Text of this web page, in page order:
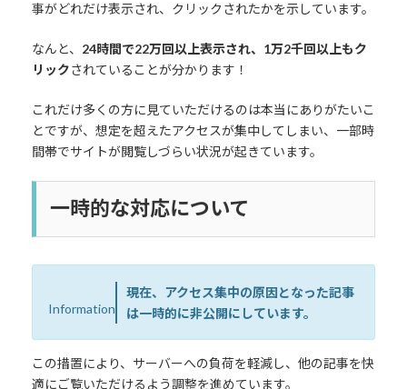
事がどれだけ表示され、クリックされたかを示しています。
なんと、 24時間で22万回以上表示され、1万2千回以上もク
リックされていることが分かります！
これだけ多くの方に見ていただけるのは本当にありがたいこ
とですが、想定を超えたアクセスが集中してしまい、一部時
間帯でサイトが閲覧しづらい状況が起きています。
一時的な対応について
Information
現在、アクセス集中の原因となった記事
は一時的に非公開にしています。
この措置により、サーバーへの負荷を軽減し、他の記事を快
適にご覧いただけるよう調整を進めています。